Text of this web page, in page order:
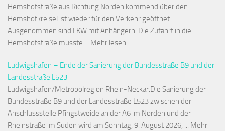
Hemshofstraße aus Richtung Norden kommend über den
Hemshofkreisel ist wieder für den Verkehr geöffnet.
Ausgenommen sind LKW mit Anhängern. Die Zufahrt in die
Hemshofstraße musste ... Mehr lesen
Ludwigshafen – Ende der Sanierung der Bundesstraße B9 und der
Landesstraße L523
Ludwigshafen/Metropolregion Rhein-Neckar.Die Sanierung der
Bundesstraße B9 und der Landesstraße L523 zwischen der
Anschlussstelle Pfingstweide an der A6 im Norden und der
Rheinstraße im Süden wird am Sonntag, 9. August 2026, ... Mehr